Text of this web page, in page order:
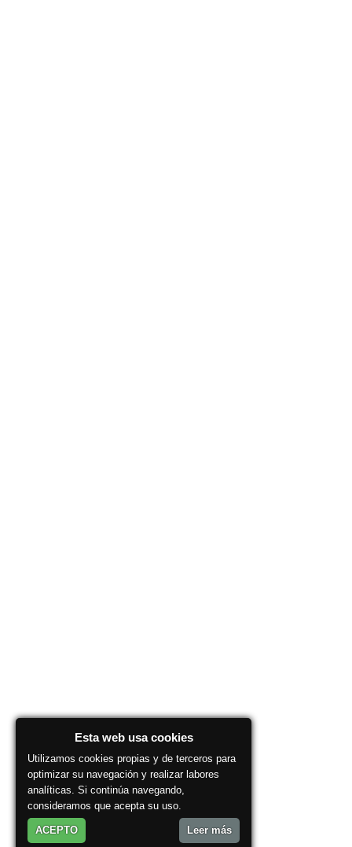
Esta web usa cookies
Utilizamos cookies propias y de terceros para
optimizar su navegación y realizar labores
analíticas. Si continúa navegando,
consideramos que acepta su uso.
ACEPTO Leer más